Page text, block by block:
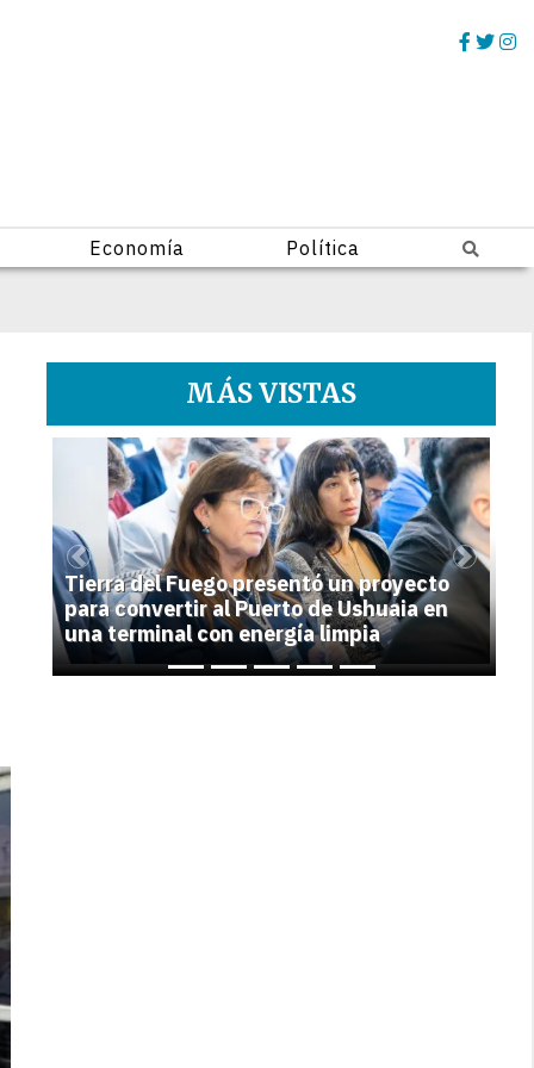
Economía Política
MÁS VISTAS
1
Tierra del Fuego presentó un proyecto
para convertir al Puerto de Ushuaia en
una terminal con energía limpia
Previous Next